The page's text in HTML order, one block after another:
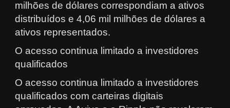
milhões de dólares correspondiam a ativos
distribuídos e 4,06 mil milhões de dólares a
ativos representados.
O acesso continua limitado a investidores
qualificados
O acesso continua limitado a investidores
qualificados com carteiras digitais